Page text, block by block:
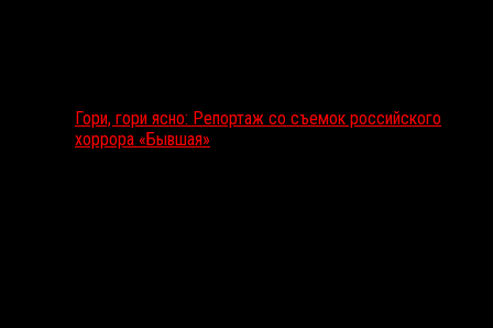
Гори, гори ясно: Репортаж со съемок российского
хоррора «Бывшая»